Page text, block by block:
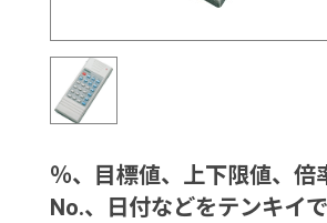
％、目標値、上下限値、倍
No.、日付などをテンキイ